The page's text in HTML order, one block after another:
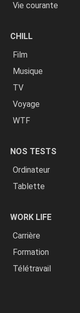
Vie courante
CHILL
Film
Musique
TV
Voyage
WTF
NOS TESTS
Ordinateur
Tablette
WORK LIFE
Carrière
Formation
Télétravail